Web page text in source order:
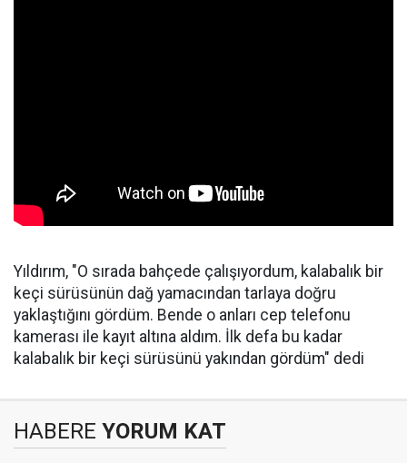
Yıldırım, "O sırada bahçede çalışıyordum, kalabalık bir
keçi sürüsünün dağ yamacından tarlaya doğru
yaklaştığını gördüm. Bende o anları cep telefonu
kamerası ile kayıt altına aldım. İlk defa bu kadar
kalabalık bir keçi sürüsünü yakından gördüm" dedi
HABERE YORUM KAT